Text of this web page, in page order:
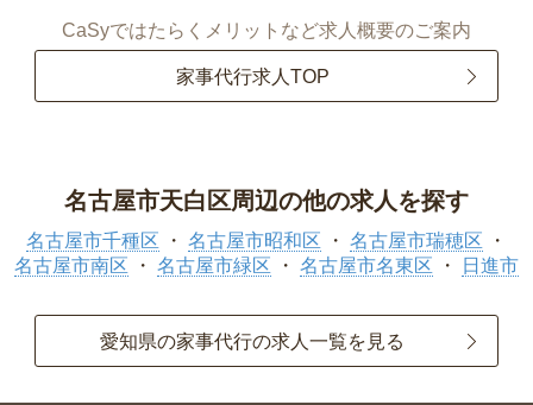
CaSyではたらくメリットなど求人概要のご案内
家事代行求人TOP
名古屋市天白区周辺の他の求人を探す
名古屋市千種区 名古屋市昭和区
名古屋市瑞穂区
名古屋市南区
名古屋市緑区 名古屋市名東区 日進市
愛知県の家事代行の求人一覧を見る